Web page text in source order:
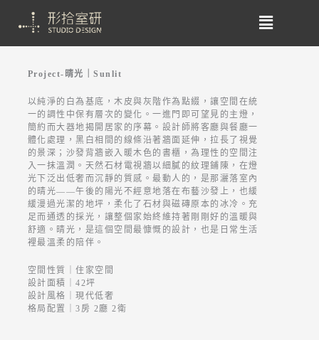
Project-晴光｜Sunlit
以純淨的白為基底，木皮與灰階作為點綴，讓空間在統
一的調性中保有層次的變化。一進門即可望見的主燈，
簡約而大器地揭開居家的序幕。設計師將客廳與餐廳一
體化處理，黑白相間的線條沿著牆面延伸，拉長了視覺
的景深；沙發背牆嵌入暖木色的書櫃，為理性的空間注
入一抹溫潤。天然石材電視牆以細膩的紋理鋪陳，在燈
光下泛出低奢而沉靜的質感。最動人的，是那灑落室內
的晴光——午後的陽光不經意地落在布藝沙發上，也緩
緩漫過光潔的地坪，柔化了石材與磁磚原本的冰冷。充
足而通透的採光，讓整個家始終維持著剛剛好的溫暖與
舒適。晴光，是這個空間最慷慨的設計，也是日常生活
裡最溫柔的陪伴。
空間性質｜住家空間
設計面積｜42坪
設計風格｜現代低奢
格局配置｜3房 2廳 2衛